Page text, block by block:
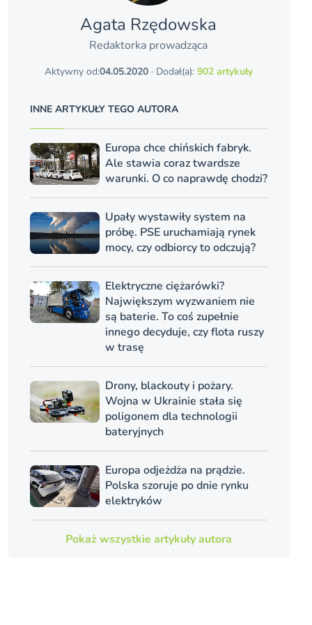
Agata Rzędowska
Redaktorka prowadząca
Aktywny od:04.05.2020· Dodał(a): 902 artykuły
INNE ARTYKUŁY TEGO AUTORA
Europa chce chińskich fabryk.
Ale stawia coraz twardsze
warunki. O co naprawdę chodzi?
Upały wystawiły system na
próbę. PSE uruchamiają rynek
mocy, czy odbiorcy to odczują?
Elektryczne ciężarówki?
Największym wyzwaniem nie
są baterie. To coś zupełnie
innego decyduje, czy flota ruszy
w trasę
Drony, blackouty i pożary.
Wojna w Ukrainie stała się
poligonem dla technologii
bateryjnych
Europa odjeżdża na prądzie.
Polska szoruje po dnie rynku
elektryków
Pokaż wszystkie artykuły autora